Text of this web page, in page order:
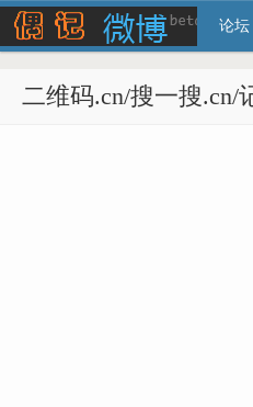
论坛
二维码.cn/搜一搜.cn/